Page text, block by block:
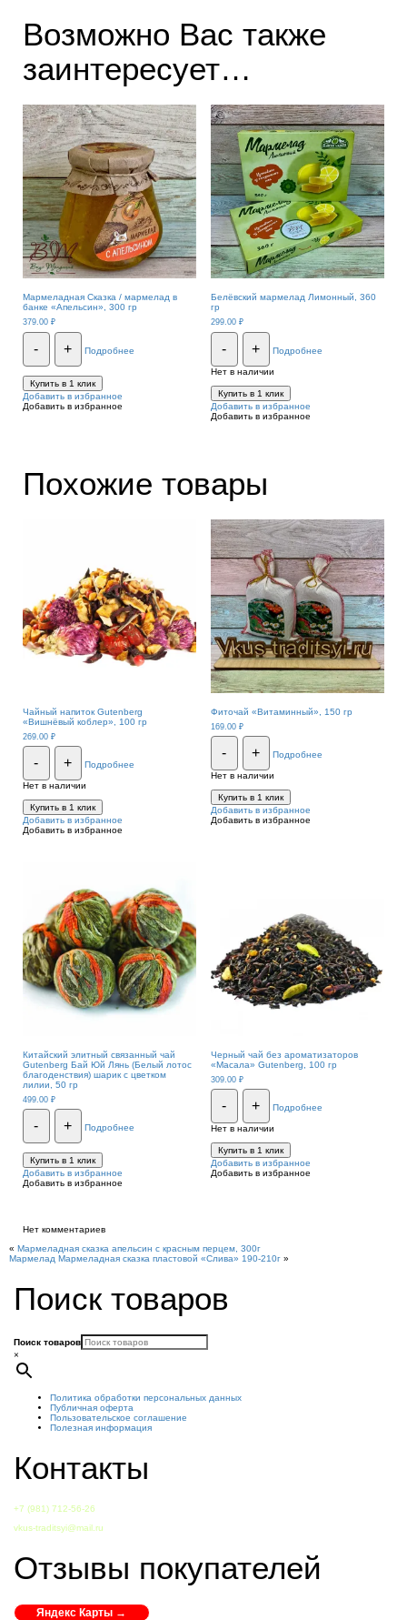
Возможно Вас также
заинтересует…
Мармеладная Сказка / мармелад в
банке «Апельсин», 300 гр
379.00 ₽
- + Подробнее
Купить в 1 клик
Добавить в избранное
Добавить в избранное
Белёвский мармелад Лимонный, 360
гр
299.00 ₽
- + Подробнее
Нет в наличии
Купить в 1 клик
Добавить в избранное
Добавить в избранное
Похожие товары
Чайный напиток Gutenberg
«Вишнёвый коблер», 100 гр
269.00 ₽
- + Подробнее
Нет в наличии
Купить в 1 клик
Добавить в избранное
Добавить в избранное
Фиточай «Витаминный», 150 гр
169.00 ₽
- + Подробнее
Нет в наличии
Купить в 1 клик
Добавить в избранное
Добавить в избранное
Китайский элитный связанный чай
Gutenberg Бай Юй Лянь (Белый лотос
благоденствия) шарик с цветком
лилии, 50 гр
499.00 ₽
- + Подробнее
Купить в 1 клик
Добавить в избранное
Добавить в избранное
Черный чай без ароматизаторов
«Масала» Gutenberg, 100 гр
309.00 ₽
- + Подробнее
Нет в наличии
Купить в 1 клик
Добавить в избранное
Добавить в избранное
Нет комментариев
« Мармеладная сказка апельсин с красным перцем, 300г
Мармелад Мармеладная сказка пластовой «Слива» 190-210г »
Поиск товаров
Поиск товаров
×
Политика обработки персональных данных
Публичная оферта
Пользовательское соглашение
Полезная информация
Контакты
+7 (981) 712-56-26
vkus-traditsyi@mail.ru
Отзывы покупателей
Яндекс Карты →